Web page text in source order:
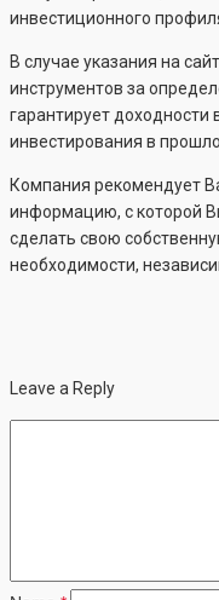
инвестиционного
В случае указания на
инструментов за
гарантирует
инвестирования в
Компания рекомендует
информацию, с которой
сделать свою
необходимости,
Leave a Reply